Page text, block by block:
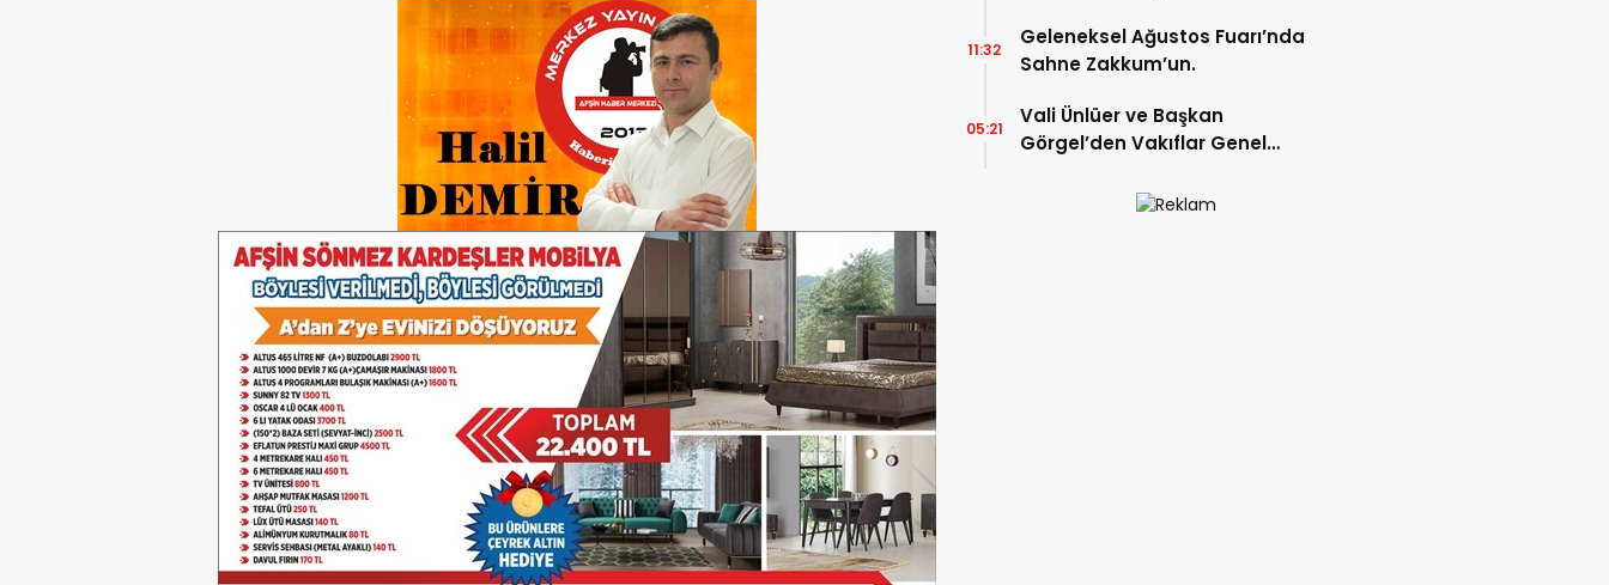
Geleneksel Ağustos Fuarı’nda
Sahne Zakkum’un.
11:32
Vali Ünlüer ve Başkan
Görgel’den Vakıflar Genel
05:21